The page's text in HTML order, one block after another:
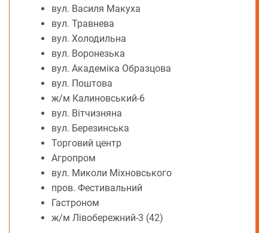
вул. Василя Макуха
вул. Травнева
вул. Холодильна
вул. Воронезька
вул. Академіка Образцова
вул. Поштова
ж/м Калиновський-6
вул. Вітчизняна
вул. Березинська
Торговий центр
Агропром
вул. Миколи Міхновського
пров. Фестивальний
Гастроном
ж/м Лівобережний-3 (42)